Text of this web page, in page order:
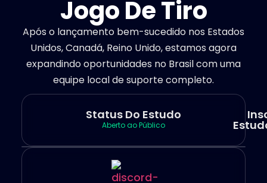
Jogo De Tiro
Após o lançamento bem-sucedido nos Estados
Unidos, Canadá, Reino Unido, estamos agora
expandindo oportunidades no Brasil com uma
equipe local de suporte completo.
Status Do Estudo
Aberto ao Público